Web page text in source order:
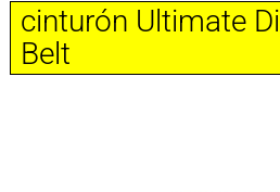
cinturón Ultimate
Belt